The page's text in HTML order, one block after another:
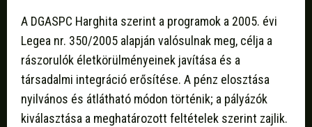
A DGASPC Harghita szerint a programok a 2005. évi
Legea nr. 350/2005 alapján valósulnak meg, célja a
rászorulók életkörülményeinek javítása és a
társadalmi integráció erősítése. A pénz elosztása
nyilvános és átlátható módon történik; a pályázók
kiválasztása a meghatározott feltételek szerint zajlik.